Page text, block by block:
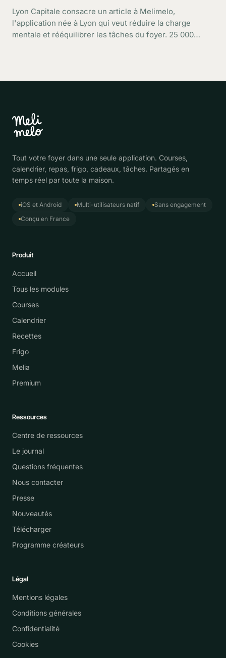
Lyon Capitale consacre un article à Melimelo,
l'application née à Lyon qui veut réduire la charge
mentale et rééquilibrer les tâches du foyer. 25 000
Tout votre foyer dans une seule application. Courses,
calendrier, repas, frigo, cadeaux, tâches. Partagés en
temps réel par toute la maison.
iOS et Android Multi-utilisateurs natif
Sans engagement
Conçu en France
Produit
Accueil
Tous les modules
Courses
Calendrier
Recettes
Frigo
Melia
Premium
Ressources
Centre de ressources
Le journal
Questions fréquentes
Nous contacter
Presse
Nouveautés
Télécharger
Programme créateurs
Légal
Mentions légales
Conditions générales
Confidentialité
Cookies